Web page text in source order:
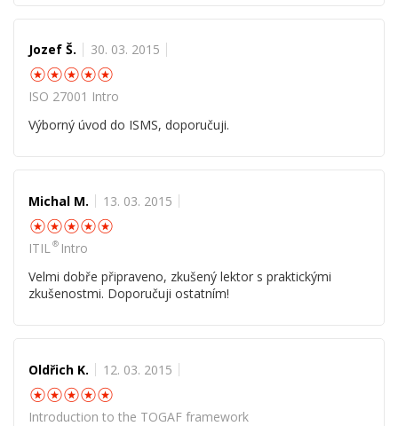
Jozef Š. 30. 03. 2015
☆☆☆☆
ISO 27001 Intro
Výborný úvod do ISMS, doporučuji.
Michal M. 13. 03. 2015
☆☆☆☆
ITIL ®Intro
Velmi dobře připraveno, zkušený lektor s praktickými
zkušenostmi. Doporučuji ostatním!
Oldřich K. 12. 03. 2015
☆☆☆☆
Introduction to the TOGAF framework